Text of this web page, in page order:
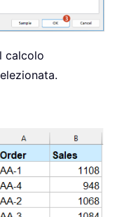
calcolo